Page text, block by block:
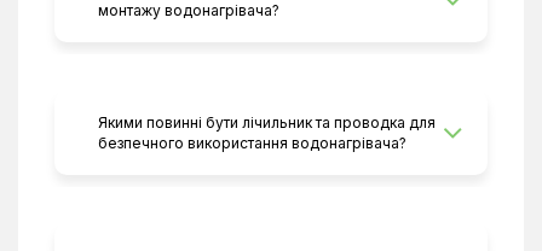
монтажу водонагрівача?
Якими повинні бути лічильник та проводка для
безпечного використання водонагрівача?